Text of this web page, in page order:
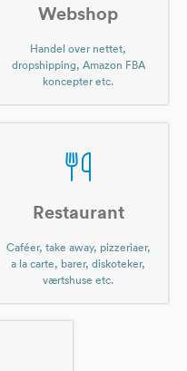
Webshop
Handel over nettet,
dropshipping, Amazon FBA
koncepter etc.
Restaurant
Caféer, take away, pizzeriaer,
a la carte, barer, diskoteker,
værtshuse etc.